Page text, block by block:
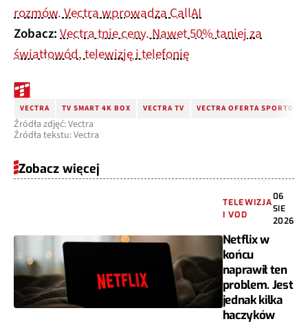
rozmów. Vectra wprowadza CallAI
Zobacz:Vectra tnie ceny. Nawet 50% taniej za
światłowód, telewizję i telefonię
VECTRA TV SMART 4K BOX VECTRA TV VECTRA OFERTA SPORTOWA
Źródła zdjęć: Vectra
Źródła tekstu: Vectra
Zobacz więcej
TELEWIZJA
I VOD
06
SIE
2026
Netflix w
końcu
naprawił ten
problem. Jest
jednak kilka
haczyków